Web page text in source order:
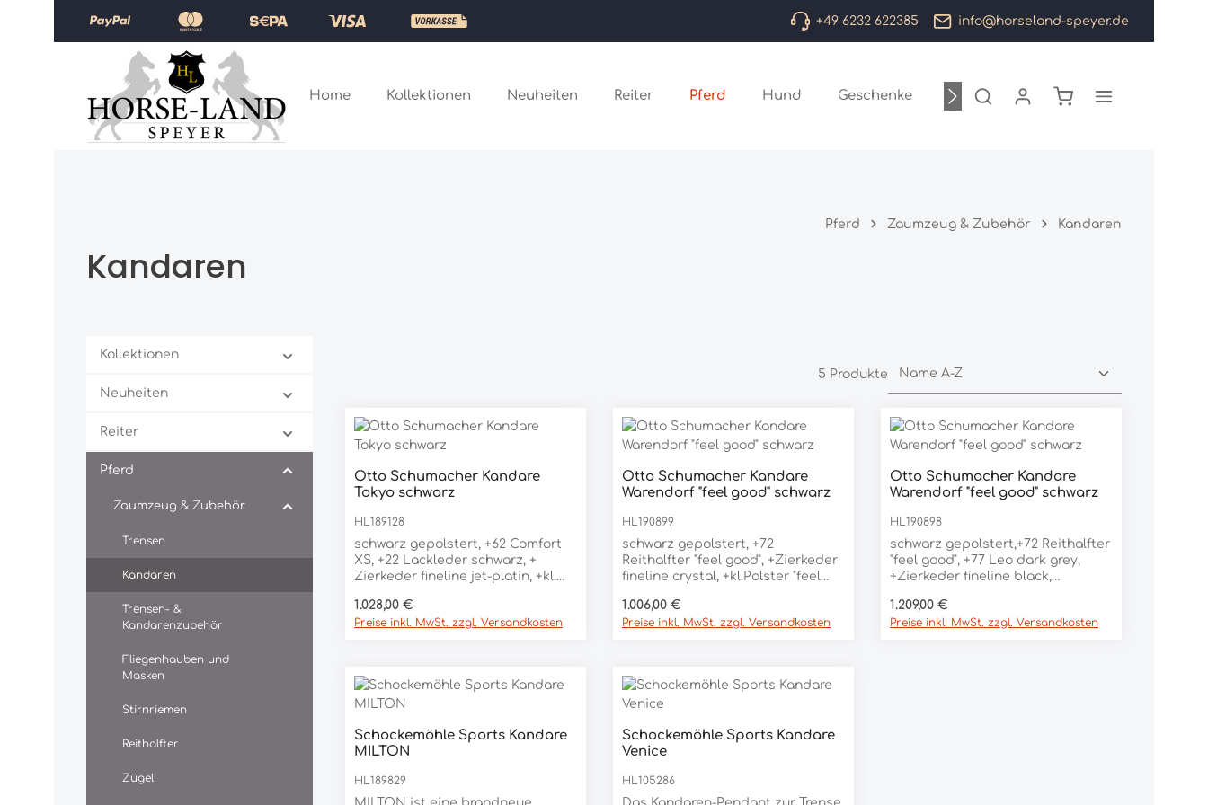
Zum Hauptinhalt springen
Zur Hauptnavigation springen +49 6232 622385 info@horseland-speyer.de
Home Kollektionen Neuheiten Reiter Pferd Hund Geschenke Sale % MarkenWarenkorb enthält
Pferd Zaumzeug & Zubehör Kandaren
Kandaren
Kollektionen
Neuheiten
Reiter
Pferd
Zaumzeug & Zubehör
Trensen
Kandaren
Trensen- &
Kandarenzubehör
Fliegenhauben und
Masken
Stirnriemen
Reithalfter
Zügel
5 Produkte
Otto Schumacher Kandare
Tokyo schwarz
HL189128
schwarz gepolstert, +62 Comfort
XS, +22 Lackleder schwarz, +
Zierkeder fineline jet-platin, +kl.
+8899/146-70-68-67 B - schwarz
gefasst
Regulärer Preis:
1.028,00 €
Preise inkl. MwSt. zzgl. Versandkosten
Otto Schumacher Kandare
Warendorf "feel good" schwarz
HL190899
schwarz gepolstert, +72
Reithalfter "feel good", +Zierkeder
fineline crystal, +kl.Polster "feel
silber gefasst, +Trensenzügel=
16mm, +Kandz.= 13mm
Regulärer Preis:
1.006,00 €
Preise inkl. MwSt. zzgl. Versandkosten
Otto Schumacher Kandare
Warendorf "feel good" schwarz
HL190898
schwarz gepolstert,+72 Reithalfter
"feel good", +77 Leo dark grey,
+Zierkeder fineline black,
LINE, +8899/65-59-67 B - schwarz
gefasst= +11 Leo dark grey!,
Regulärer Preis:
1.209,00 €
Preise inkl. MwSt. zzgl. Versandkosten
Schockemöhle Sports Kandare
MILTON
HL189829
Schockemöhle Sports Kandare
Venice
HL105286